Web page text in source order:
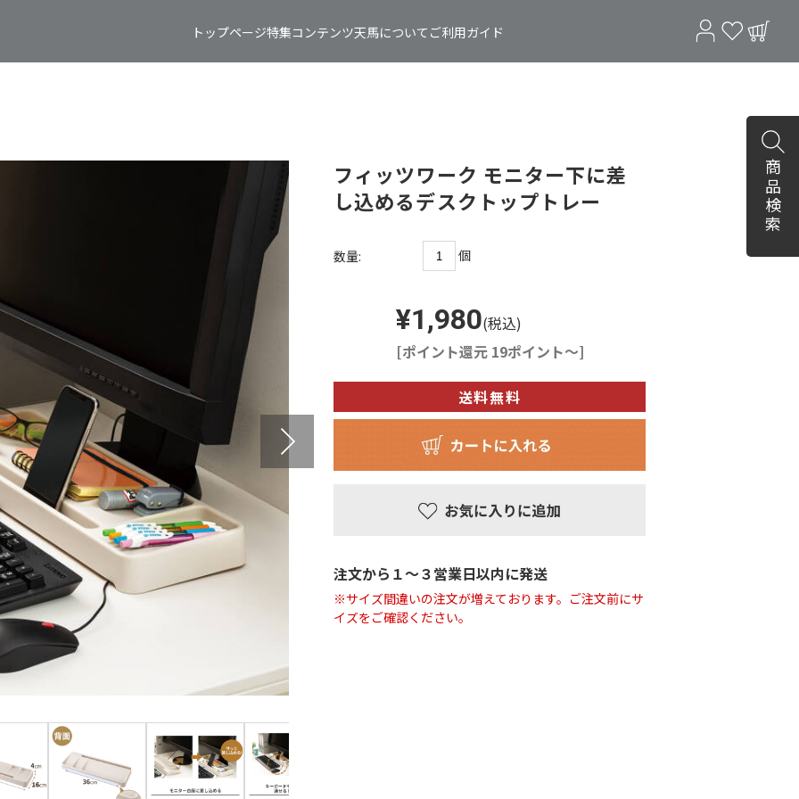
トップページ特集コンテンツ天馬について ご利用ガイド
フィッツワーク モニター下に差
し込めるデスクトップトレー
¥1,980(税込)
[ポイント還元 19ポイント～]
数量: 個
注文から１〜３営業日以内に発送
※サイズ間違いの注文が増えております。ご注文前にサ
イズをご確認ください。
商品検索